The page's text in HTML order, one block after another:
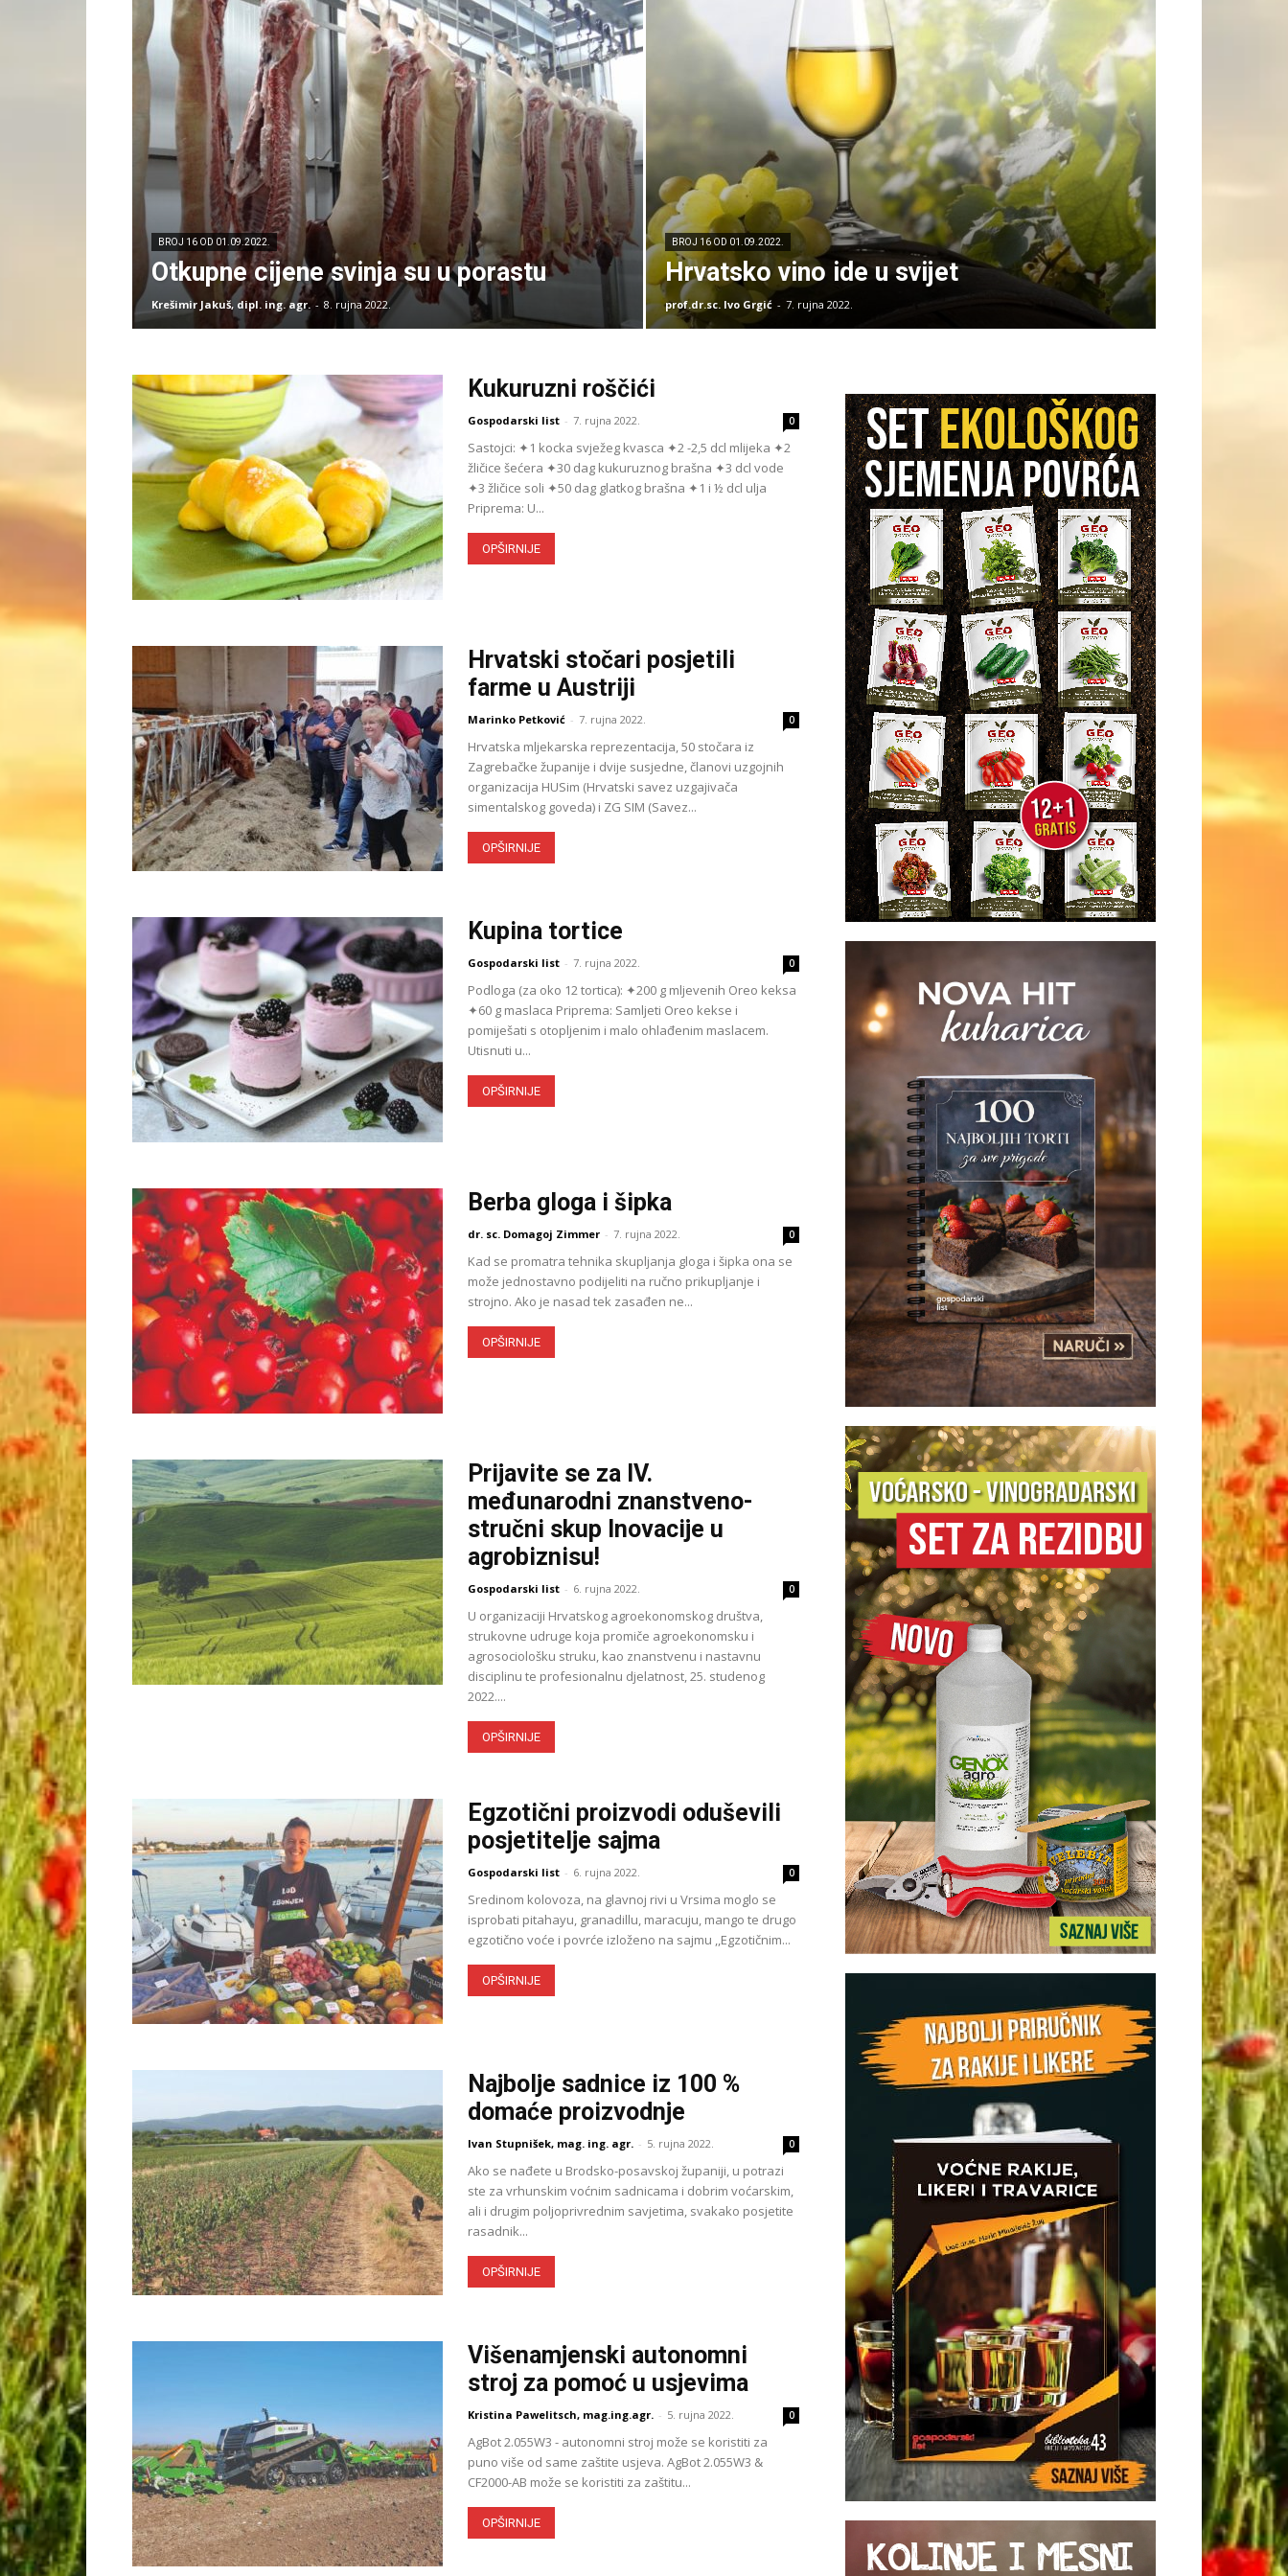
BROJ 16 OD 01.09.2022.
Otkupne cijene svinja su u porastu
Krešimir Jakuš, dipl. ing. agr. - 8. rujna 2022.
BROJ 16 OD 01.09.2022.
Hrvatsko vino ide u svijet
prof.dr.sc. Ivo Grgić - 7. rujna 2022.
Kukuruzni roščići
Gospodarski list - 7. rujna 2022. 0
Sastojci: ✦1 kocka svježeg kvasca ✦2 -2,5 dcl mlijeka ✦2
žličice šećera ✦30 dag kukuruznog brašna ✦3 dcl vode
✦3 žličice soli ✦50 dag glatkog brašna ✦1 i ½ dcl ulja
Priprema: U...
OPŠIRNIJE
Hrvatski stočari posjetili
farme u Austriji
Marinko Petković - 7. rujna 2022. 0
Hrvatska mljekarska reprezentacija, 50 stočara iz
Zagrebačke županije i dvije susjedne, članovi uzgojnih
organizacija HUSim (Hrvatski savez uzgajivača
simentalskog goveda) i ZG SIM (Savez...
OPŠIRNIJE
Kupina tortice
Gospodarski list - 7. rujna 2022. 0
Podloga (za oko 12 tortica): ✦200 g mljevenih Oreo keksa
✦60 g maslaca Priprema: Samljeti Oreo kekse i
pomiješati s oto­pljenim i malo ohlađenim maslacem.
Utisnuti u...
OPŠIRNIJE
Berba gloga i šipka
dr. sc. Domagoj Zimmer - 7. rujna 2022. 0
Kad se promatra tehnika skupljanja gloga i šipka ona se
može jednostavno podijeliti na ručno prikupljanje i
strojno. Ako je nasad tek zasađen ne...
OPŠIRNIJE
Prijavite se za IV.
međunarodni znanstveno-
stručni skup Inovacije u
agrobiznisu!
Gospodarski list - 6. rujna 2022. 0
U organizaciji Hrvatskog agroekonomskog društva,
strukovne udruge koja promiče agroekonomsku i
agrosociološku struku, kao znanstvenu i nastavnu
disciplinu te profesionalnu djelatnost, 25. studenog
2022....
OPŠIRNIJE
Egzotični proizvodi oduševili
posjetitelje sajma
Gospodarski list - 6. rujna 2022. 0
Sredinom kolovoza, na glavnoj rivi u Vrsima moglo se
isprobati pitahayu, granadillu, maracuju, mango te drugo
egzotično voće i povrće izloženo na sajmu ,,Egzotičnim...
OPŠIRNIJE
Najbolje sadnice iz 100 %
domaće proizvodnje
Ivan Stupnišek, mag. ing. agr. - 5. rujna 2022. 0
Ako se nađete u Brodsko-posavskoj županiji, u potrazi
ste za vrhunskim voćnim sadnicama i dobrim voćarskim,
ali i drugim poljoprivrednim savjetima, svakako posjetite
rasadnik...
OPŠIRNIJE
Višenamjenski autonomni
stroj za pomoć u usjevima
Kristina Pawelitsch, mag.ing.agr. - 5. rujna 2022. 0
AgBot 2.055W3 - autonomni stroj može se koristiti za
puno više od same zaštite usjeva. AgBot 2.055W3 &
CF2000-AB može se koristiti za zaštitu...
OPŠIRNIJE